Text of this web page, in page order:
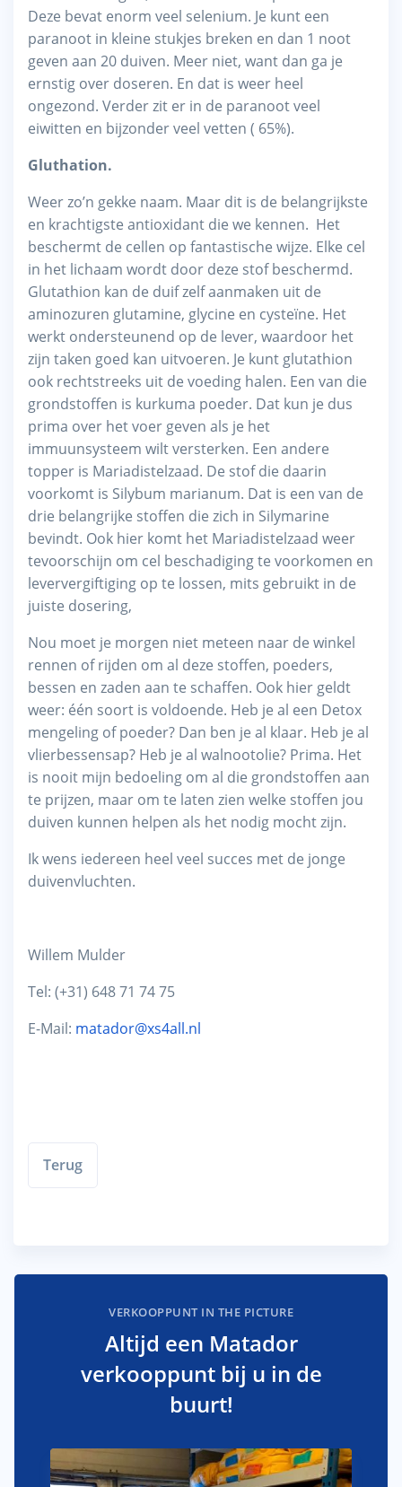
Deze bevat enorm veel selenium. Je kunt een
paranoot in kleine stukjes breken en dan 1 noot
geven aan 20 duiven. Meer niet, want dan ga je
ernstig over doseren. En dat is weer heel
ongezond. Verder zit er in de paranoot veel
eiwitten en bijzonder veel vetten ( 65%).
Gluthation.
Weer zo’n gekke naam. Maar dit is de belangrijkste
en krachtigste antioxidant die we kennen. Het
beschermt de cellen op fantastische wijze. Elke cel
in het lichaam wordt door deze stof beschermd.
Glutathion kan de duif zelf aanmaken uit de
aminozuren glutamine, glycine en cysteïne. Het
werkt ondersteunend op de lever, waardoor het
zijn taken goed kan uitvoeren. Je kunt glutathion
ook rechtstreeks uit de voeding halen. Een van die
grondstoffen is kurkuma poeder. Dat kun je dus
prima over het voer geven als je het
immuunsysteem wilt versterken. Een andere
topper is Mariadistelzaad. De stof die daarin
voorkomt is Silybum marianum. Dat is een van de
drie belangrijke stoffen die zich in Silymarine
bevindt. Ook hier komt het Mariadistelzaad weer
tevoorschijn om cel beschadiging te voorkomen en
leververgiftiging op te lossen, mits gebruikt in de
juiste dosering,
Nou moet je morgen niet meteen naar de winkel
rennen of rijden om al deze stoffen, poeders,
bessen en zaden aan te schaffen. Ook hier geldt
weer: één soort is voldoende. Heb je al een Detox
mengeling of poeder? Dan ben je al klaar. Heb je al
vlierbessensap? Heb je al walnootolie? Prima. Het
is nooit mijn bedoeling om al die grondstoffen aan
te prijzen, maar om te laten zien welke stoffen jou
duiven kunnen helpen als het nodig mocht zijn.
Ik wens iedereen heel veel succes met de jonge
duivenvluchten.
Willem Mulder
Tel: (+31) 648 71 74 75
E-Mail: matador@xs4all.nl
Terug
VERKOOPPUNT IN THE PICTURE
Altijd een Matador
verkooppunt bij u in de
buurt!